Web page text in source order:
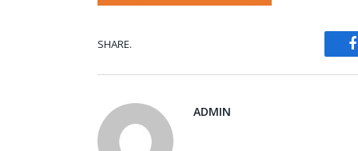
SHARE.
ADMIN